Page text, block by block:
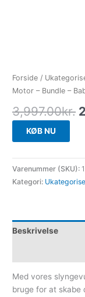
Forside /
Motor – Bundle –
3,997.00kr.
KØB NU
Varenummer (SKU):
Kategori:
Beskrivelse
Med vores
bruge for at skabe